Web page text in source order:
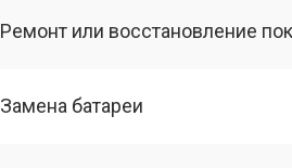
Ремонт или восстановление
Замена батареи